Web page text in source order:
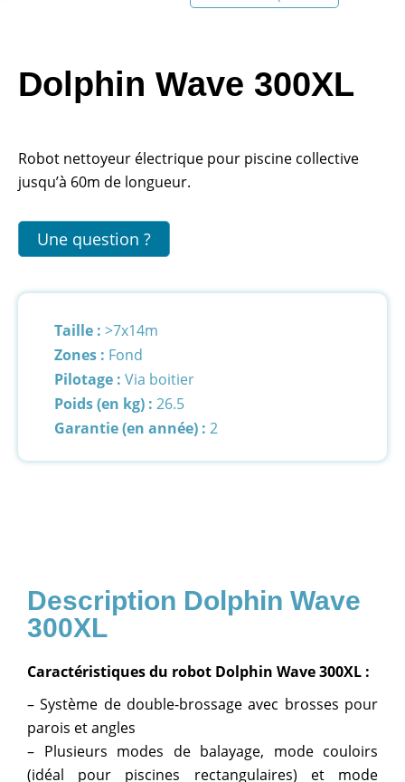
Dolphin Wave 300XL
Robot nettoyeur électrique pour piscine collective
jusqu’à 60m de longueur.
Une question ?
Taille : >7x14m
Zones : Fond
Pilotage : Via boitier
Poids (en kg) : 26.5
Garantie (en année) : 2
Dolphin Wave
300XL
Caractéristiques du robot Dolphin Wave 300XL :
– Système de double-brossage avec brosses pour
parois et angles
– Plusieurs modes de balayage, mode couloirs
(idéal pour piscines rectangulaires) et mode